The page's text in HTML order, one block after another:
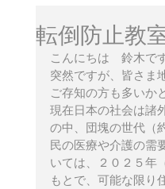
転倒防止教
こんにちは　鈴木で
突然ですが、皆さま
ご存知の方も多いか
現在日本の社会は諸
の中、団塊の世代（
民の医療や介護の需
いては、２０２５年
もとで、可能な限り